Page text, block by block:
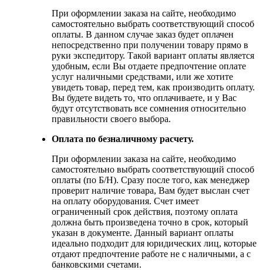
При оформлении заказа на сайте, необходимо
самостоятельно выбрать соответствующий способ
оплаты. В данном случае заказ будет оплачен
непосредственно при получении товару прямо в
руки экспедитору. Такой вариант оплаты является
удобным, если Вы отдаете предпочтение оплате
услуг наличными средствами, или же хотите
увидеть товар, перед тем, как производить оплату.
Вы будете видеть то, что оплачиваете, и у Вас
будут отсутствовать все сомнения относительно
правильности своего выбора.
Оплата по безналичному расчету.
При оформлении заказа на сайте, необходимо
самостоятельно выбрать соответствующий способ
оплаты (по Б/Н). Сразу после того, как менеджер
проверит наличие товара, Вам будет выслан счет
на оплату оборудования. Счет имеет
ограниченный срок действия, поэтому оплата
должна быть произведена точно в срок, который
указан в документе. Данный вариант оплаты
идеально подходит для юридических лиц, которые
отдают предпочтение работе не с наличными, а с
банковскими счетами.